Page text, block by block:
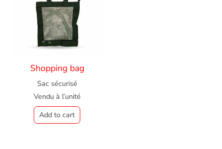
Shopping bag
Sac sécurisé
Vendu à l’unité
Add to cart